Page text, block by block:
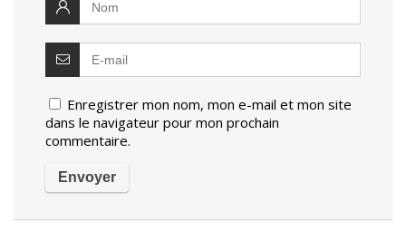
Enregistrer mon nom, mon e-mail et mon site
dans le navigateur pour mon prochain
commentaire.